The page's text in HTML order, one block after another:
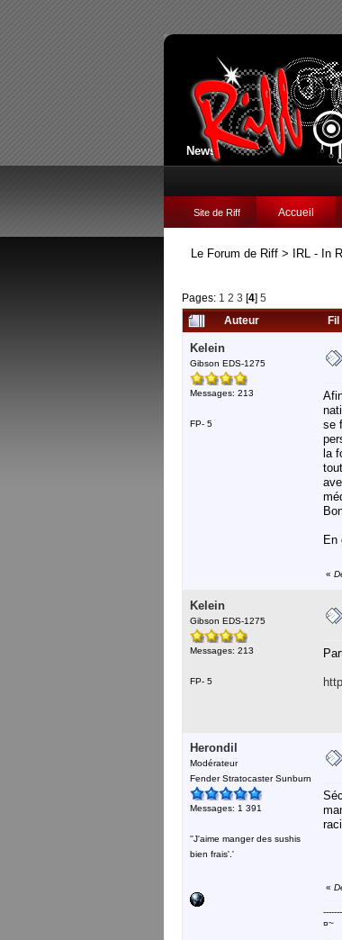
News:
Site de Riff Accueil
Le Forum de Riff > IRL - In
Pages: 1 2 3 [4] 5
Auteur Fil
Kelein
Gibson EDS-1275
Messages: 213
FP- 5
se
la
En
«
Kelein
Gibson EDS-1275
Messages: 213
FP- 5
Herondil
Modérateur
Fender Stratocaster Sunburn
Messages: 1 391
''J'aime manger des sushis
bien frais'.'
«
¤~